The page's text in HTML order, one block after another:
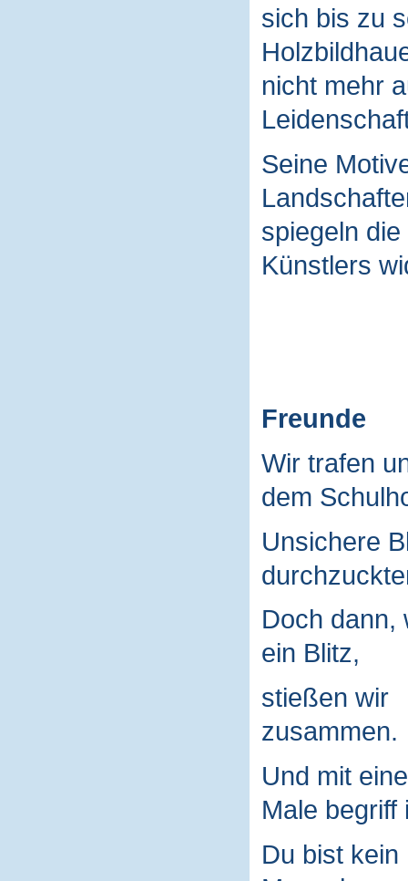
sich bis zu
nicht mehr
Seine
spiegeln
Künstlers
Freunde
Wir trafen
dem
Unsichere
Doch dann,
ein Blitz,
stießen wir
zusammen.
Und mit
Male begriff
Du bist kein